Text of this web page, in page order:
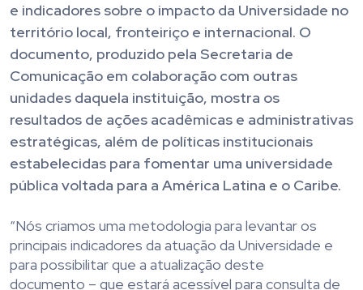
e indicadores sobre o impacto da Universidade no
território local, fronteiriço e internacional. O
documento, produzido pela Secretaria de
Comunicação em colaboração com outras
unidades daquela instituição, mostra os
resultados de ações acadêmicas e administrativas
estratégicas, além de políticas institucionais
estabelecidas para fomentar uma universidade
pública voltada para a América Latina e o Caribe.
“Nós criamos uma metodologia para levantar os
principais indicadores da atuação da Universidade e
para possibilitar que a atualização deste
documento – que estará acessível para consulta de